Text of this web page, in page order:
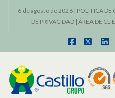
6 de agosto de 2026 | POLITICA DE
DE PRIVACIDAD| ÁREA DE
Facebook
X